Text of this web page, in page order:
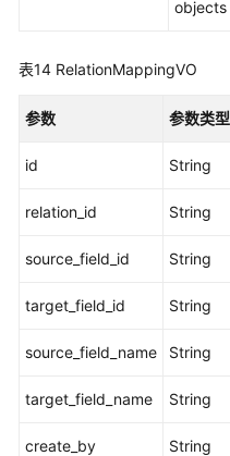
objects
表14 RelationMappingVO
参数 参数类型
id String
relation_id String
source_field_id String
target_field_id String
source_field_name String
target_field_name String
create_by String